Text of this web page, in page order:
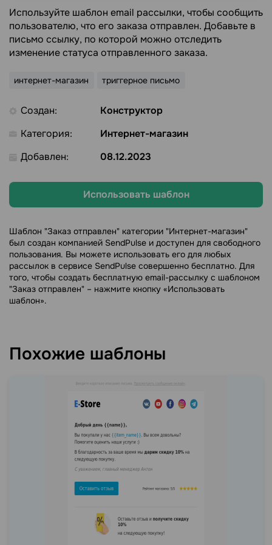
Используйте шаблон email рассылки, чтобы сообщить
пользователю, что его заказа отправлен. Добавьте в
письмо ссылку, по которой можно отследить
изменение статуса отправленного заказа.
интернет-магазин триггерное письмо
Создан:
Конструктор
Категория:
Интернет-магазин
Добавлен:
08.12.2023
Использовать шаблон
Шаблон "Заказ отправлен" категории "Интернет-магазин"
был создан компанией SendPulse и доступен для свободного
пользования. Вы можете использовать его для любых
рассылок в сервисе SendPulse совершенно бесплатно. Для
того, чтобы создать бесплатную email-рассылку с шаблоном
"Заказ отправлен" – нажмите кнопку «Использовать
шаблон».
Похожие шаблоны